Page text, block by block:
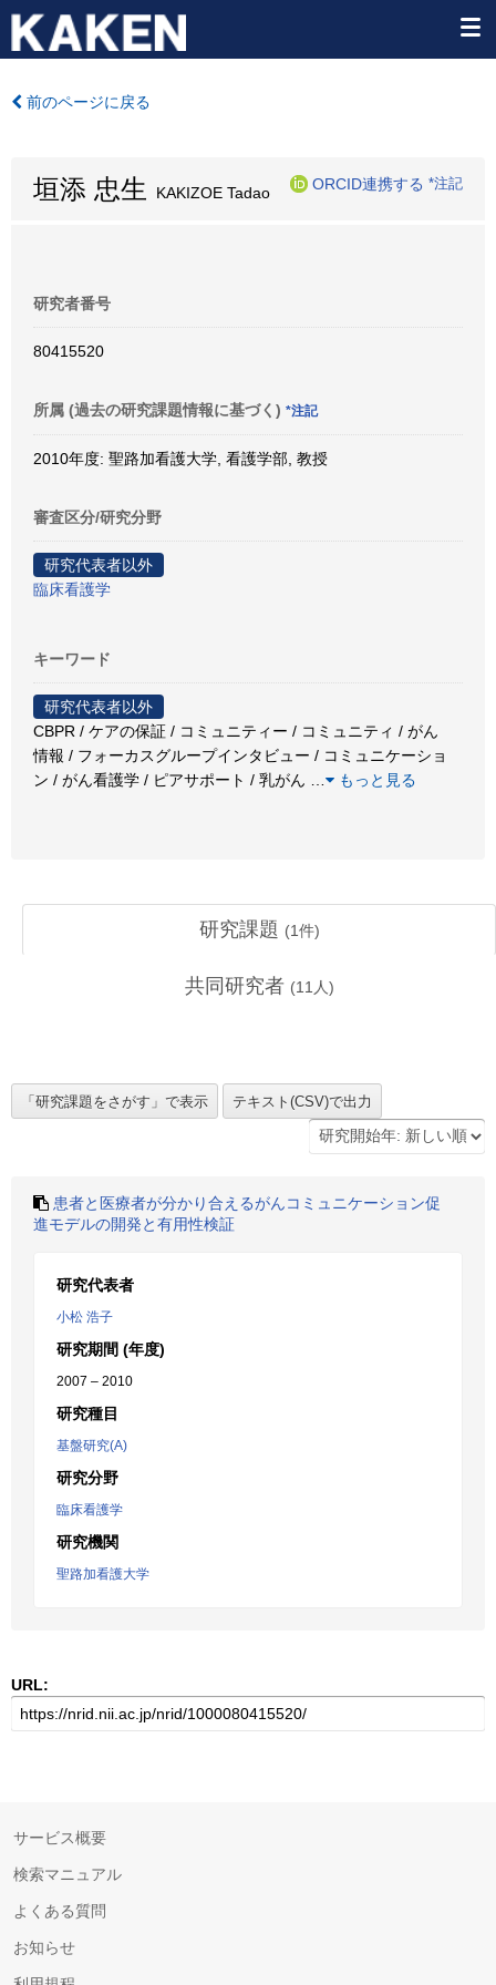
前のページに戻る
垣添 忠生 KAKIZOE Tadao
ORCID連携する *注記
研究者番号
80415520
所属 (過去の研究課題情報に基づく) *注記
2010年度: 聖路加看護大学, 看護学部, 教授
審査区分/研究分野
研究代表者以外
臨床看護学
キーワード
研究代表者以外
CBPR / ケアの保証 / コミュニティー / コミュニティ / がん
情報 / フォーカスグループインタビュー / コミュニケーショ
ン / がん看護学 / ピアサポート / 乳がん
もっと見る
研究課題 (1件)
共同研究者 (11 人)
患者と医療者が分かり合えるがんコミュニケーション促
進モデルの開発と有用性検証
研究代表者
小松 浩子
研究期間 (年度)
2007 – 2010
研究種目
基盤研究(A)
研究分野
臨床看護学
研究機関
聖路加看護大学
URL:
サービス概要
検索マニュアル
よくある質問
お知らせ